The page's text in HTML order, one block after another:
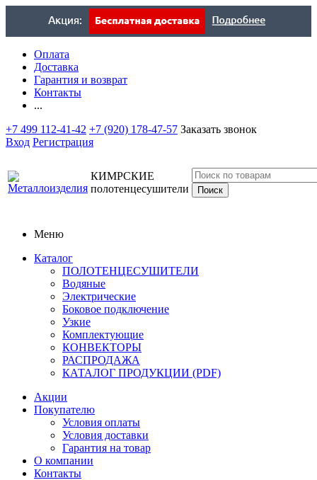
Оплата
Доставка
Гарантия и возврат
Контакты
...
+7 499 112-41-42 +7 (920) 178-47-57 Заказать звонок
Вход Регистрация
КИМРСКИЕ
полотенцесушители
Меню
Каталог
ПОЛОТЕНЦЕСУШИТЕЛИ
Водяные
Электрические
Боковое подключение
Узкие
Комплектующие
КОНВЕКТОРЫ
РАСПРОДАЖА
КАТАЛОГ ПРОДУКЦИИ (PDF)
Акции
Покупателю
Условия оплаты
Условия доставки
Гарантия на товар
О компании
Контакты